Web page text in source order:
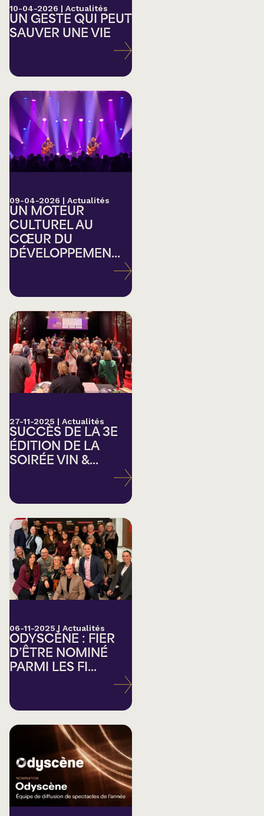
10-04-2026 | Actualités
UN GESTE QUI PEUT
SAUVER UNE VIE
09-04-2026 | Actualités
UN MOTEUR
CULTUREL AU
CŒUR DU
DÉVELOPPEMEN...
27-11-2025 | Actualités
SUCCÈS DE LA 3E
ÉDITION DE LA
SOIRÉE VIN &...
06-11-2025 | Actualités
ODYSCÈNE : FIER
D’ÊTRE NOMINÉ
PARMI LES FI...